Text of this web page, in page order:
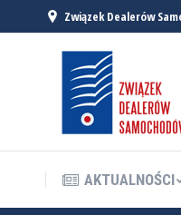
Związek Dealerów
AKTUALNOŚCI
AKTUALNOŚCI